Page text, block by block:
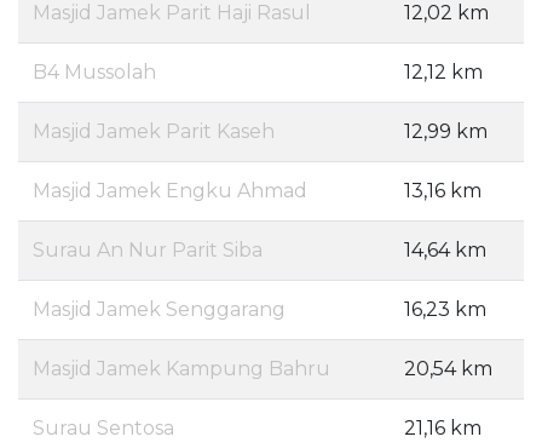
Masjid Jamek Parit Haji Rasul 12,02 km
B4 Mussolah 12,12 km
Masjid Jamek Parit Kaseh 12,99 km
Masjid Jamek Engku Ahmad 13,16 km
Surau An Nur Parit Siba 14,64 km
Masjid Jamek Senggarang 16,23 km
Masjid Jamek Kampung Bahru 20,54 km
Surau Sentosa 21,16 km